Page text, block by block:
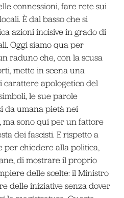
connessioni, fare rete sui
È dal basso che si
azioni incisive in grado di
Oggi siamo qua per
raduno che, con la scusa
mette in scena una
carattere apologetico del
le sue parole
da umana pietà nei
sono qui per un fattore
dei fascisti. E rispetto a
per chiedere alla politica,
di mostrare il proprio
delle scelte: il Ministro
delle iniziative senza dover